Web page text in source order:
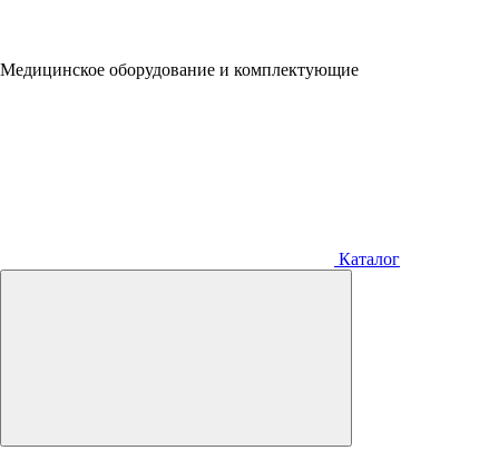
Медицинское оборудование и комплектующие
Каталог